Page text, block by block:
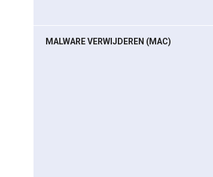
MALWARE VERWIJDEREN (MAC)